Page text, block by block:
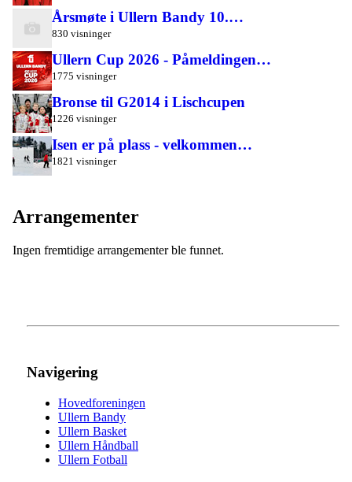
Årsmøte i Ullern Bandy 10.…
830 visninger
Ullern Cup 2026 - Påmeldingen…
1775 visninger
Bronse til G2014 i Lischcupen
1226 visninger
Isen er på plass - velkommen…
1821 visninger
Arrangementer
Ingen fremtidige arrangementer ble funnet.
Navigering
Hovedforeningen
Ullern Bandy
Ullern Basket
Ullern Håndball
Ullern Fotball